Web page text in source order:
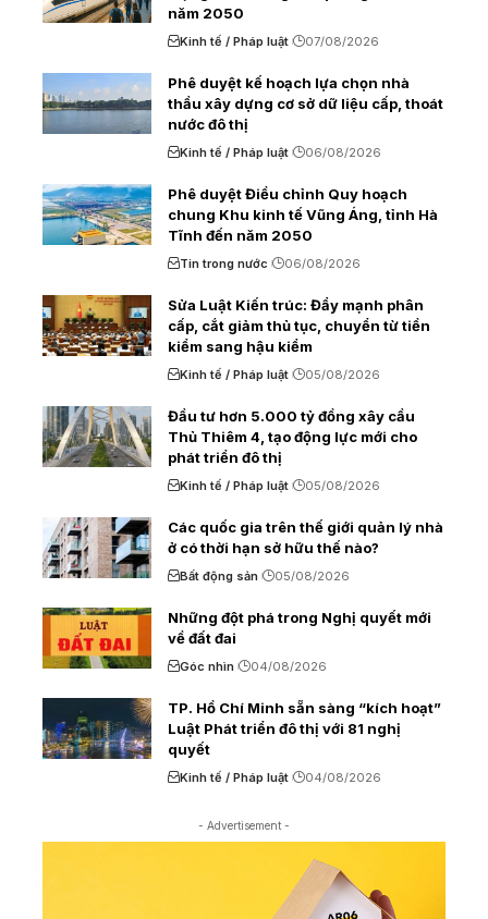
năm 2050
Kinh tế / Pháp luật 07/08/2026
Phê duyệt kế hoạch lựa chọn nhà
thầu xây dựng cơ sở dữ liệu cấp, thoát
nước đô thị
Kinh tế / Pháp luật 06/08/2026
Phê duyệt Điều chỉnh Quy hoạch
chung Khu kinh tế Vũng Áng, tỉnh Hà
Tĩnh đến năm 2050
Tin trong nước 06/08/2026
Sửa Luật Kiến trúc: Đẩy mạnh phân
cấp, cắt giảm thủ tục, chuyển từ tiền
kiểm sang hậu kiểm
Kinh tế / Pháp luật 05/08/2026
Đầu tư hơn 5.000 tỷ đồng xây cầu
Thủ Thiêm 4, tạo động lực mới cho
phát triển đô thị
Kinh tế / Pháp luật 05/08/2026
Các quốc gia trên thế giới quản lý nhà
ở có thời hạn sở hữu thế nào?
Bất động sản 05/08/2026
Những đột phá trong Nghị quyết mới
về đất đai
Góc nhìn 04/08/2026
TP. Hồ Chí Minh sẵn sàng “kích hoạt”
Luật Phát triển đô thị với 81 nghị
quyết
Kinh tế / Pháp luật 04/08/2026
- Advertisement -